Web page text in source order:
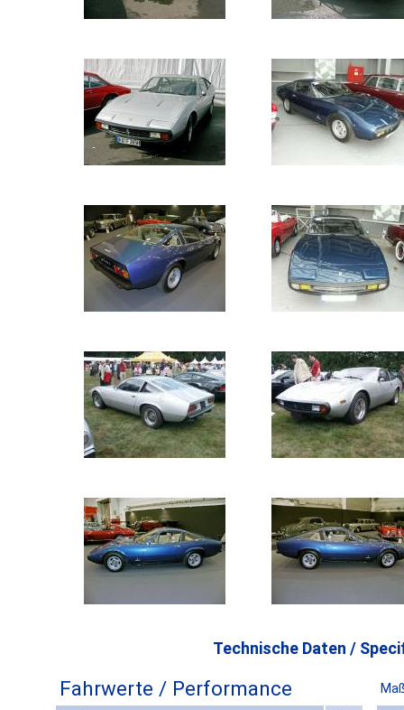
Technische Daten /
Fahrwerte / Performance